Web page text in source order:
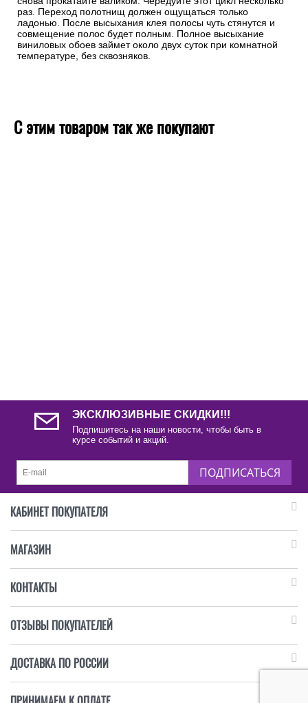
раз. Переход полотнищ должен ощущаться только
ладонью. После высыхания клея полосы чуть стянутся и
совмещение полос будет полным. Полное высыхание
виниловых обоев займет около двух суток при комнатной
температуре, без сквозняков.
С этим товаром так же покупают
ЭКСКЛЮЗИВНЫЕ СКИДКИ!!!
Подпишитесь на наши новости, чтобы быть в
курсе событий и акций.
ПОДПИСАТЬСЯ
КАБИНЕТ ПОКУПАТЕЛЯ
МАГАЗИН
КОНТАКТЫ
ОТЗЫВЫ ПОКУПАТЕЛЕЙ
ДОСТАВКА ПО РОССИИ